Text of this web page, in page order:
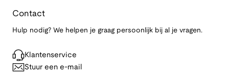
Contact
Hulp nodig? We helpen je graag persoonlijk bij al je vragen.
Klantenservice
Stuur een e-mail